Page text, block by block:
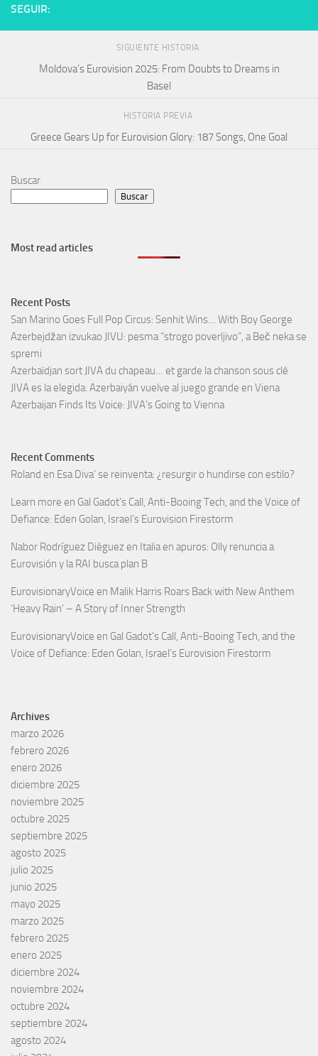
SEGUIR:
SIGUIENTE HISTORIA
Moldova’s Eurovision 2025: From Doubts to Dreams in
Basel
HISTORIA PREVIA
Greece Gears Up for Eurovision Glory: 187 Songs, One Goal
Buscar
Buscar
Most read articles
Recent Posts
San Marino Goes Full Pop Circus: Senhit Wins… With Boy George
Azerbejdžan izvukao JIVU: pesma “strogo poverljivo”, a Beč neka se
spremi
Azerbaïdjan sort JIVA du chapeau… et garde la chanson sous clé
JIVA es la elegida: Azerbaiyán vuelve al juego grande en Viena
Azerbaijan Finds Its Voice: JIVA’s Going to Vienna
Recent Comments
Roland en Esa Diva’ se reinventa: ¿resurgir o hundirse con estilo?
Learn more en Gal Gadot’s Call, Anti-Booing Tech, and the Voice of
Defiance: Eden Golan, Israel’s Eurovision Firestorm
Nabor Rodríguez Diéguez en Italia en apuros: Olly renuncia a
Eurovisión y la RAI busca plan B
EurovisionaryVoice en Malik Harris Roars Back with New Anthem
‘Heavy Rain’ – A Story of Inner Strength
EurovisionaryVoice en Gal Gadot’s Call, Anti-Booing Tech, and the
Voice of Defiance: Eden Golan, Israel’s Eurovision Firestorm
Archives
marzo 2026
febrero 2026
enero 2026
diciembre 2025
noviembre 2025
octubre 2025
septiembre 2025
agosto 2025
julio 2025
junio 2025
mayo 2025
marzo 2025
febrero 2025
enero 2025
diciembre 2024
noviembre 2024
octubre 2024
septiembre 2024
agosto 2024